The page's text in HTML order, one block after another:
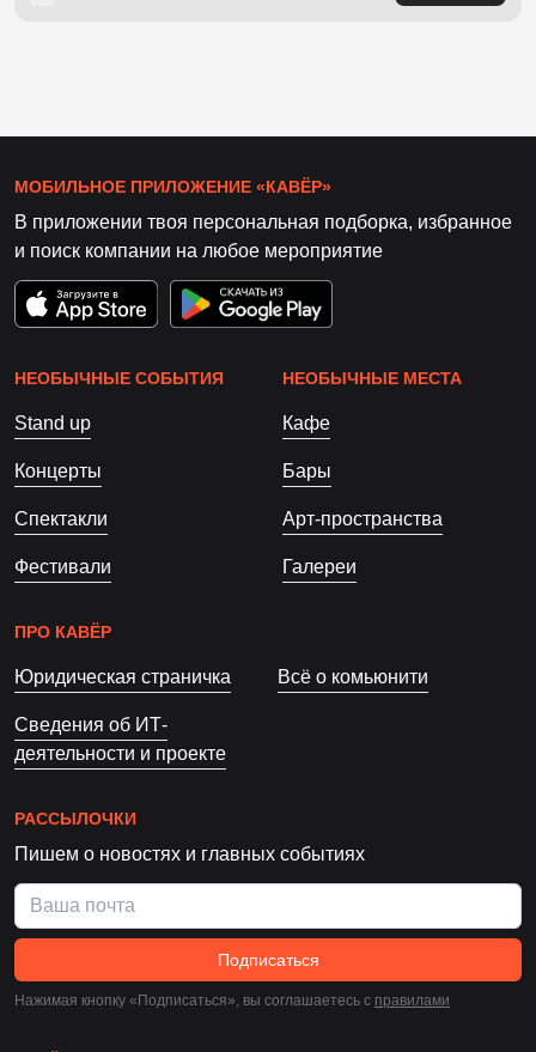
МОБИЛЬНОЕ ПРИЛОЖЕНИЕ «КАВЁР»
В приложении твоя персональная подборка, избранное
и поиск компании на любое мероприятие
НЕОБЫЧНЫЕ СОБЫТИЯ
Stand up
Концерты
Спектакли
Фестивали
НЕОБЫЧНЫЕ МЕСТА
Кафе
Бары
Арт-пространства
Галереи
ПРО КАВЁР
Юридическая страничка Всё о комьюнити
Сведения об ИТ-
деятельности и проекте
РАССЫЛОЧКИ
Пишем о новостях и главных событиях
Подписаться
Нажимая кнопку «Подписаться», вы соглашаетесь c правилами